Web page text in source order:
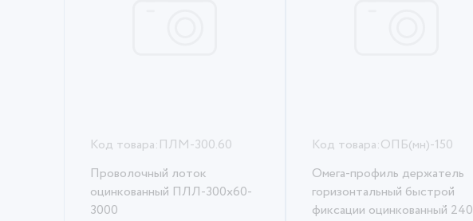
Код товара:ПЛМ-300.60
Проволочный лоток
оцинкованный ПЛЛ-300х60-
3000
Код товара:ОПБ(мн)-150
Омега-профиль держатель
горизонтальный быстрой
фиксации оцинкованный 240